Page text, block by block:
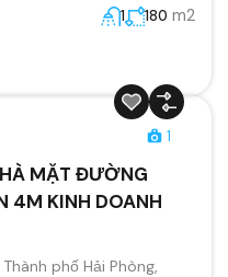
1 180 m2
1
MẶT ĐƯỜNG
4M KINH DOANH
phố Hải Phòng,